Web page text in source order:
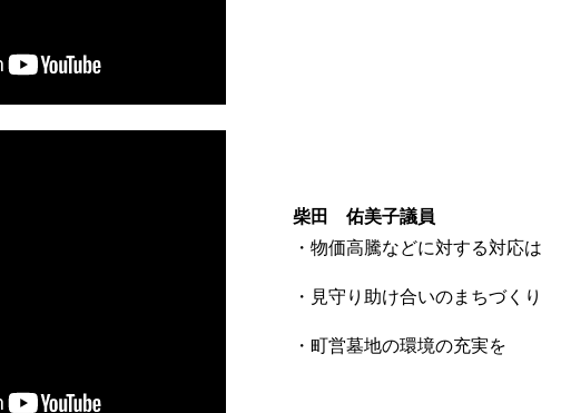
柴田 佑美子議員
・物価高騰などに対する対応は
・見守り助け合いのまちづくり
・町営墓地の環境の充実を